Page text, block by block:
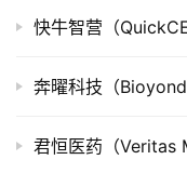
上
投
数
快牛智营（
奔曜科技（
君恒医药（Veritas